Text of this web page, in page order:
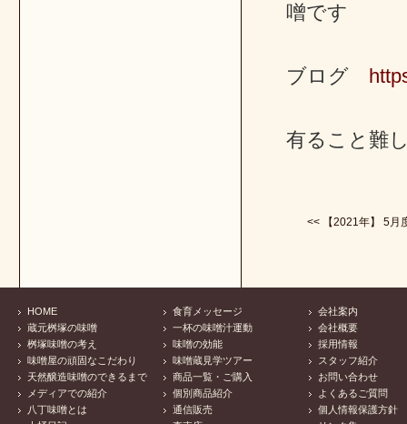
噌です
ブログ
有ること難
<< 【2021年】 5月
HOME
蔵元桝塚の味噌
桝塚味噌の考え
味噌屋の頑固なこだわり
天然醸造味噌のできるまで
メディアでの紹介
八丁味噌とは
食育メッセージ
一杯の味噌汁運動
味噌の効能
味噌蔵見学ツアー
商品一覧・ご購入
個別商品紹介
通信販売
会社案内
会社概要
採用情報
スタッフ紹介
お問い合わせ
よくあるご質問
個人情報保護方針